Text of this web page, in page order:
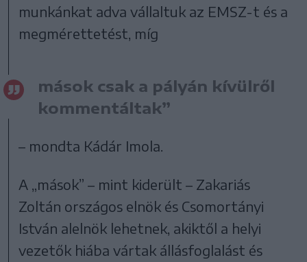
munkánkat adva vállaltuk az EMSZ-t és a
megmérettetést, míg
mások csak a pályán kívülről
kommentáltak”
– mondta Kádár Imola.
A „mások” – mint kiderült – Zakariás
Zoltán országos elnök és Csomortányi
István alelnök lehetnek, akiktől a helyi
vezetők hiába vártak állásfoglalást és